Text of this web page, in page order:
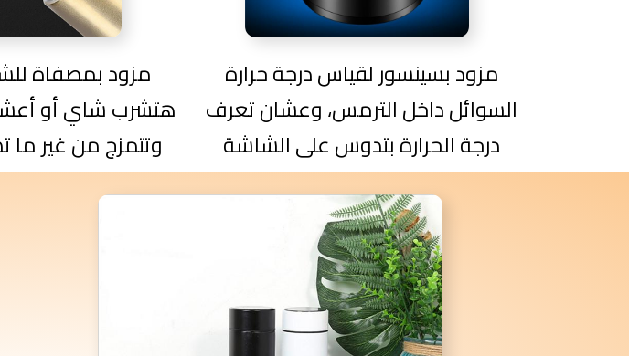
مزود بمصفاة
هتشرب شاي أو
وتتمزج من غير
مزود بسينسور لقياس درجة حرارة
السوائل داخل الترمس، وعشان تعرف
درجة الحرارة بتدوس على الشاشة